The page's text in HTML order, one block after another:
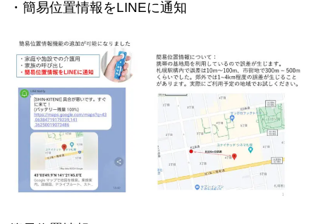
・簡易位置情報をLINEに通知